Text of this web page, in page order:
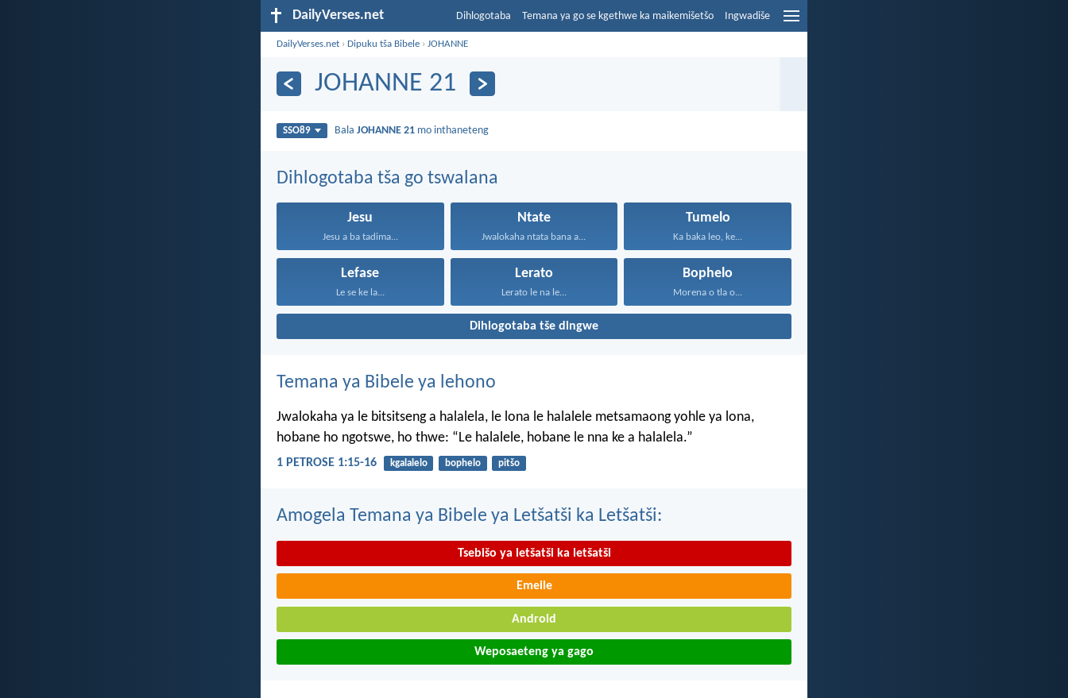
DailyVerses.net Dihlogotaba Temana ya go se kgethwe ka maikemišetšo Ingwadiše
DailyVerses.net ›Dipuku tša Bibele ›JOHANNE
JOHANNE 21
SSO89 BalaJOHANNE 21 mo inthaneteng
Dihlogotaba tša go tswalana
Jesu
Jesu a ba tadima...
Ntate
Jwalokaha ntata bana a...
Tumelo
Ka baka leo, ke...
Lefase
Le se ke la...
Lerato
Lerato le na le...
Bophelo
Morena o tla o...
Dihlogotaba tše dingwe
Temana ya Bibele ya lehono
Jwalokaha ya le bitsitseng a halalela, le lona le halalele metsamaong yohle ya lona,
hobane ho ngotswe, ho thwe: “Le halalele, hobane le nna ke a halalela.”
1 PETROSE 1:15-16 kgalalelo bophelo pitšo
Amogela Temana ya Bibele ya Letšatši ka Letšatši:
Tsebišo ya letšatši ka letšatši
Emeile
Android
Weposaeteng ya gago